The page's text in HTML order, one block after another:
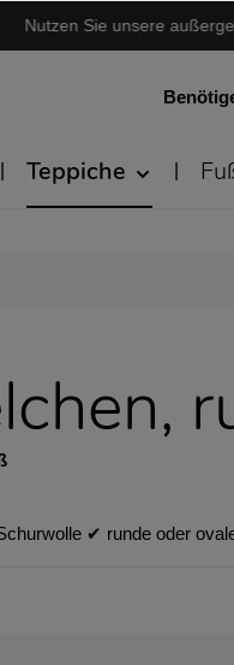
Nutzen Sie unsere
Teppiche
✔︎ runde oder